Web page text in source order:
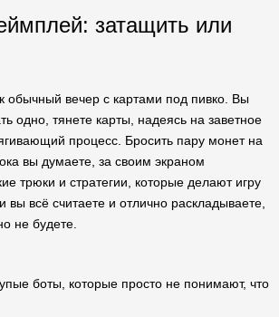
затащить или
обычный вечер с картами под пивко. Вы
одно, тянете карты, надеясь на заветное
процесс. Бросить пару монет на
вы думаете, за своим экраном
трюки и стратегии, которые делают игру
вы всё считаете и отлично раскладываете,
не будете.
боты, которые просто не понимают, что